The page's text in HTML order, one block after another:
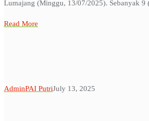
Lumajang (Minggu, 13/07/2025). Sebanyak 9
Read More
AdminPAI PutriJuly 13, 2025